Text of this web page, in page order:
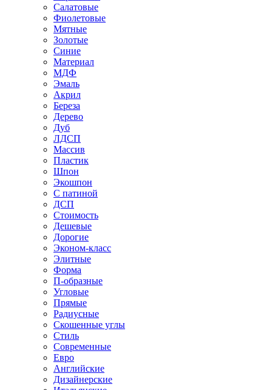
Салатовые
Фиолетовые
Мятные
Золотые
Синие
Материал
МДФ
Эмаль
Акрил
Береза
Дерево
Дуб
ЛДСП
Массив
Пластик
Шпон
Экошпон
С патиной
ДСП
Стоимость
Дешевые
Дорогие
Эконом-класс
Элитные
Форма
П-образные
Угловые
Прямые
Радиусные
Скошенные углы
Стиль
Современные
Евро
Английские
Дизайнерские